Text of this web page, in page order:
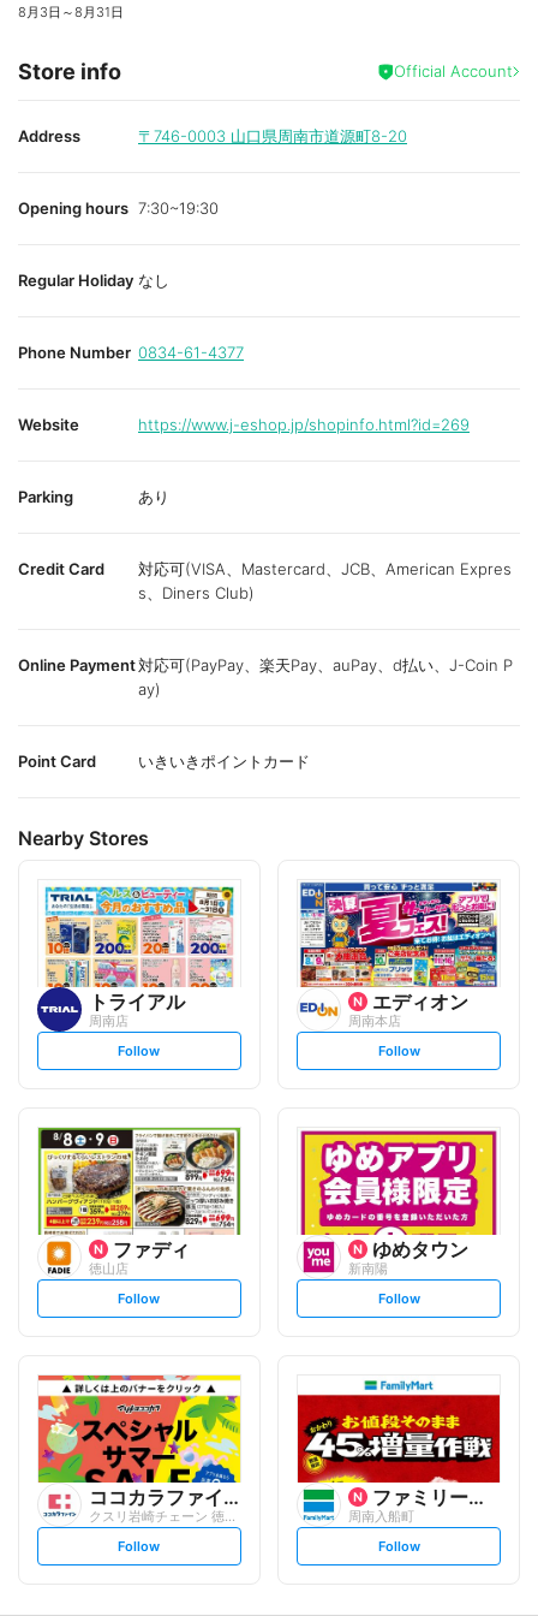
8月3日 ～8月31日
Store info Official Account
Address 〒746-0003 山口県周南市道源町8-20
Opening hours 7:30~19:30
Regular Holiday なし
Phone Number 0834-61-4377
Website https://www.j-eshop.jp/shopinfo.html?id=269
Parking あり
Credit Card
対応可(VISA、Mastercard、JCB、American Expres
s、Diners Club)
Online Payment対応可(PayPay、楽天Pay、auPay、d払い、J-Coin P
ay)
Point Card いきいきポイントカード
Nearby Stores
トライアル
周南店
s
t
l
o
w
Follow
エディオン
周南本店
s
t
l
o
w
Follow
ファディ
徳山店
s
t
l
o
w
Follow
ゆめタウン
新南陽
s
t
o
Follow
ココカラファイン
クスリ岩崎チェーン 徳山緑町店
s
t
Follow
ファミリーマート
周南入船町
s
t
Follow